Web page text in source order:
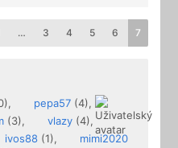
… 3 4 5 6 7
pepa57 (4),
(3), vlazy (4),
ivos88 (1),
mimi2020